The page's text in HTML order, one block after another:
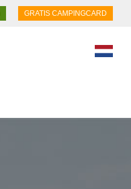
GRATIS CAMPINGCARD